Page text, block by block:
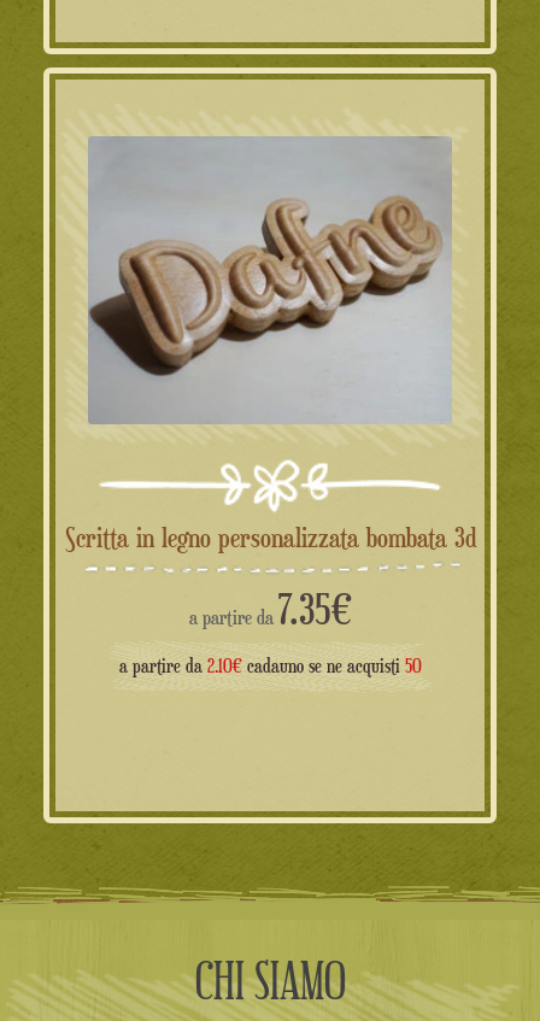
Scritta in legno personalizzata bombata 3d
a partire da 7.35€
a partire da 2.10€cadauno se ne acquisti 50
CHI SIAMO